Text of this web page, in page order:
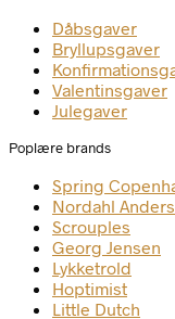
Dåbsgaver
Bryllupsgaver
Valentinsgaver
Julegaver
Poplære brands
Spring
Nordahl
Scrouples
Georg Jensen
Lykketrold
Hoptimist
Little Dutch